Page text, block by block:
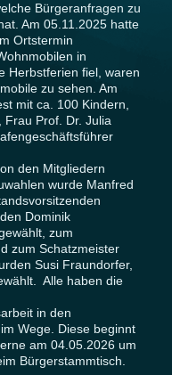
Bürgeranfragen zu
Am 05.11.2025 hatte
Ortstermin
in
Herbstferien fiel, waren
zu sehen. Am
mit ca. 100 Kindern,
Prof. Dr. Julia
den Mitgliedern
wurde Manfred
Dominik
zum
zum Schatzmeister
Susi Fraundorfer,
Alle haben die
in den
Wege. Diese beginnt
am 04.05.2026 um
Bürgerstammtisch.